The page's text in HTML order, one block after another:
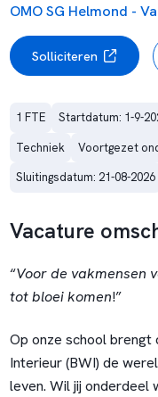
OMO SG Helmond -
Solliciteren
1 FTE Startdatum: 1-9-
Techniek
Voortgezet
Sluitingsdatum: 21-08-2026
Vacature
“Voor de vakmensen
tot bloei komen!”
Op onze school brengt
Interieur (BWI) de
leven. Wil jij onderdeel